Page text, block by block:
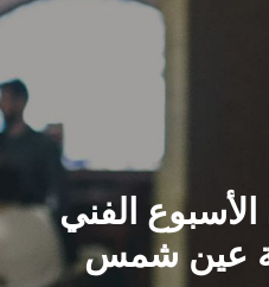
الرئيسيـة
عن الجامعة
القطاعـات
الشئون الأكاديمية
البحث العلمي
الفني
عين شمس